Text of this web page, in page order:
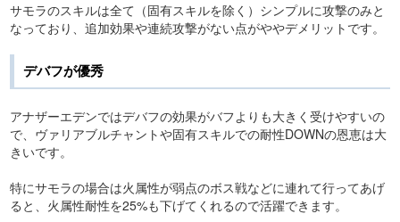
サモラのスキルは全て（固有スキルを除く）シンプルに攻撃のみと
なっており、追加効果や連続攻撃がない点がややデメリットです。
デバフが優秀
アナザーエデンではデバフの効果がバフよりも大きく受けやすいの
で、ヴァリアブルチャントや固有スキルでの耐性DOWNの恩恵は大
きいです。
特にサモラの場合は火属性が弱点のボス戦などに連れて行ってあげ
ると、火属性耐性を25%も下げてくれるので活躍できます。